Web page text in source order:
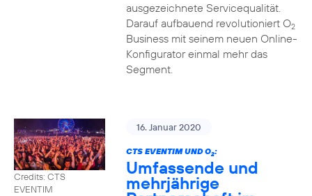
ausgezeichnete Servicequalität.
Darauf aufbauend revolutioniert O2
Business mit seinem neuen Online-
Konfigurator einmal mehr das
Segment.
Credits: CTS
EVENTIM
16. Januar 2020
CTS EVENTIM UND O2:
Umfassende und
mehrjährige